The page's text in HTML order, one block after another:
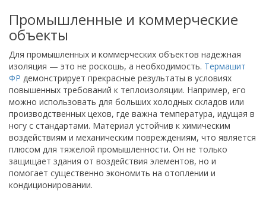
Промышленные и коммерческие
объекты
Для промышленных и коммерческих объектов надежная
изоляция — это не роскошь, а необходимость. Термашит
ФР демонстрирует прекрасные результаты в условиях
повышенных требований к теплоизоляции. Например, его
можно использовать для больших холодных складов или
производственных цехов, где важна температура, идущая в
ногу с стандартами. Материал устойчив к химическим
воздействиям и механическим повреждениям, что является
плюсом для тяжелой промышленности. Он не только
защищает здания от воздействия элементов, но и
помогает существенно экономить на отоплении и
кондиционировании.